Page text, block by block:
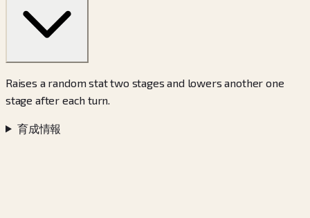
Raises a random stat two stages and lowers another one
stage after each turn.
育成情報